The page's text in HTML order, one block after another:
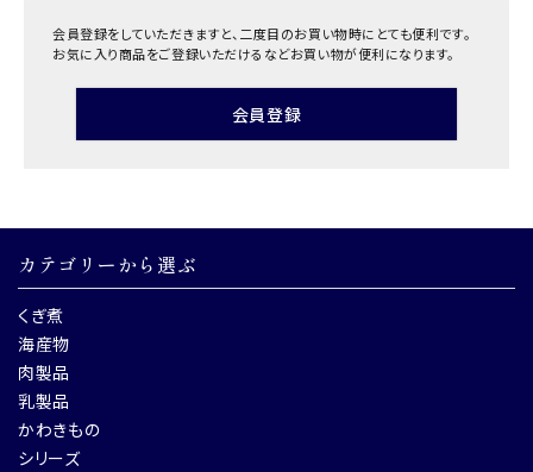
会員登録をしていただきますと、二度目のお買い物時にとても便利です。
お気に入り商品をご登録いただけるなどお買い物が便利になります。
会員登録
カテゴリーから選ぶ
くぎ煮
海産物
肉製品
乳製品
かわきもの
シリーズ